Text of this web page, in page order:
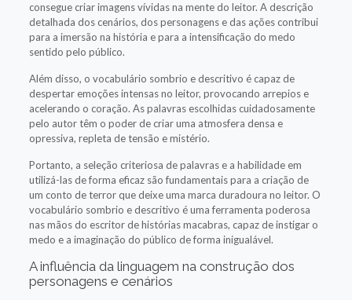
consegue criar imagens vívidas na mente do leitor. A descrição
detalhada dos cenários, dos personagens e das ações contribui
para a imersão na história e para a intensificação do medo
sentido pelo público.
Além disso, o vocabulário sombrio e descritivo é capaz de
despertar emoções intensas no leitor, provocando arrepios e
acelerando o coração. As palavras escolhidas cuidadosamente
pelo autor têm o poder de criar uma atmosfera densa e
opressiva, repleta de tensão e mistério.
Portanto, a seleção criteriosa de palavras e a habilidade em
utilizá-las de forma eficaz são fundamentais para a criação de
um conto de terror que deixe uma marca duradoura no leitor. O
vocabulário sombrio e descritivo é uma ferramenta poderosa
nas mãos do escritor de histórias macabras, capaz de instigar o
medo e a imaginação do público de forma inigualável.
A influência da linguagem na construção dos
personagens e cenários